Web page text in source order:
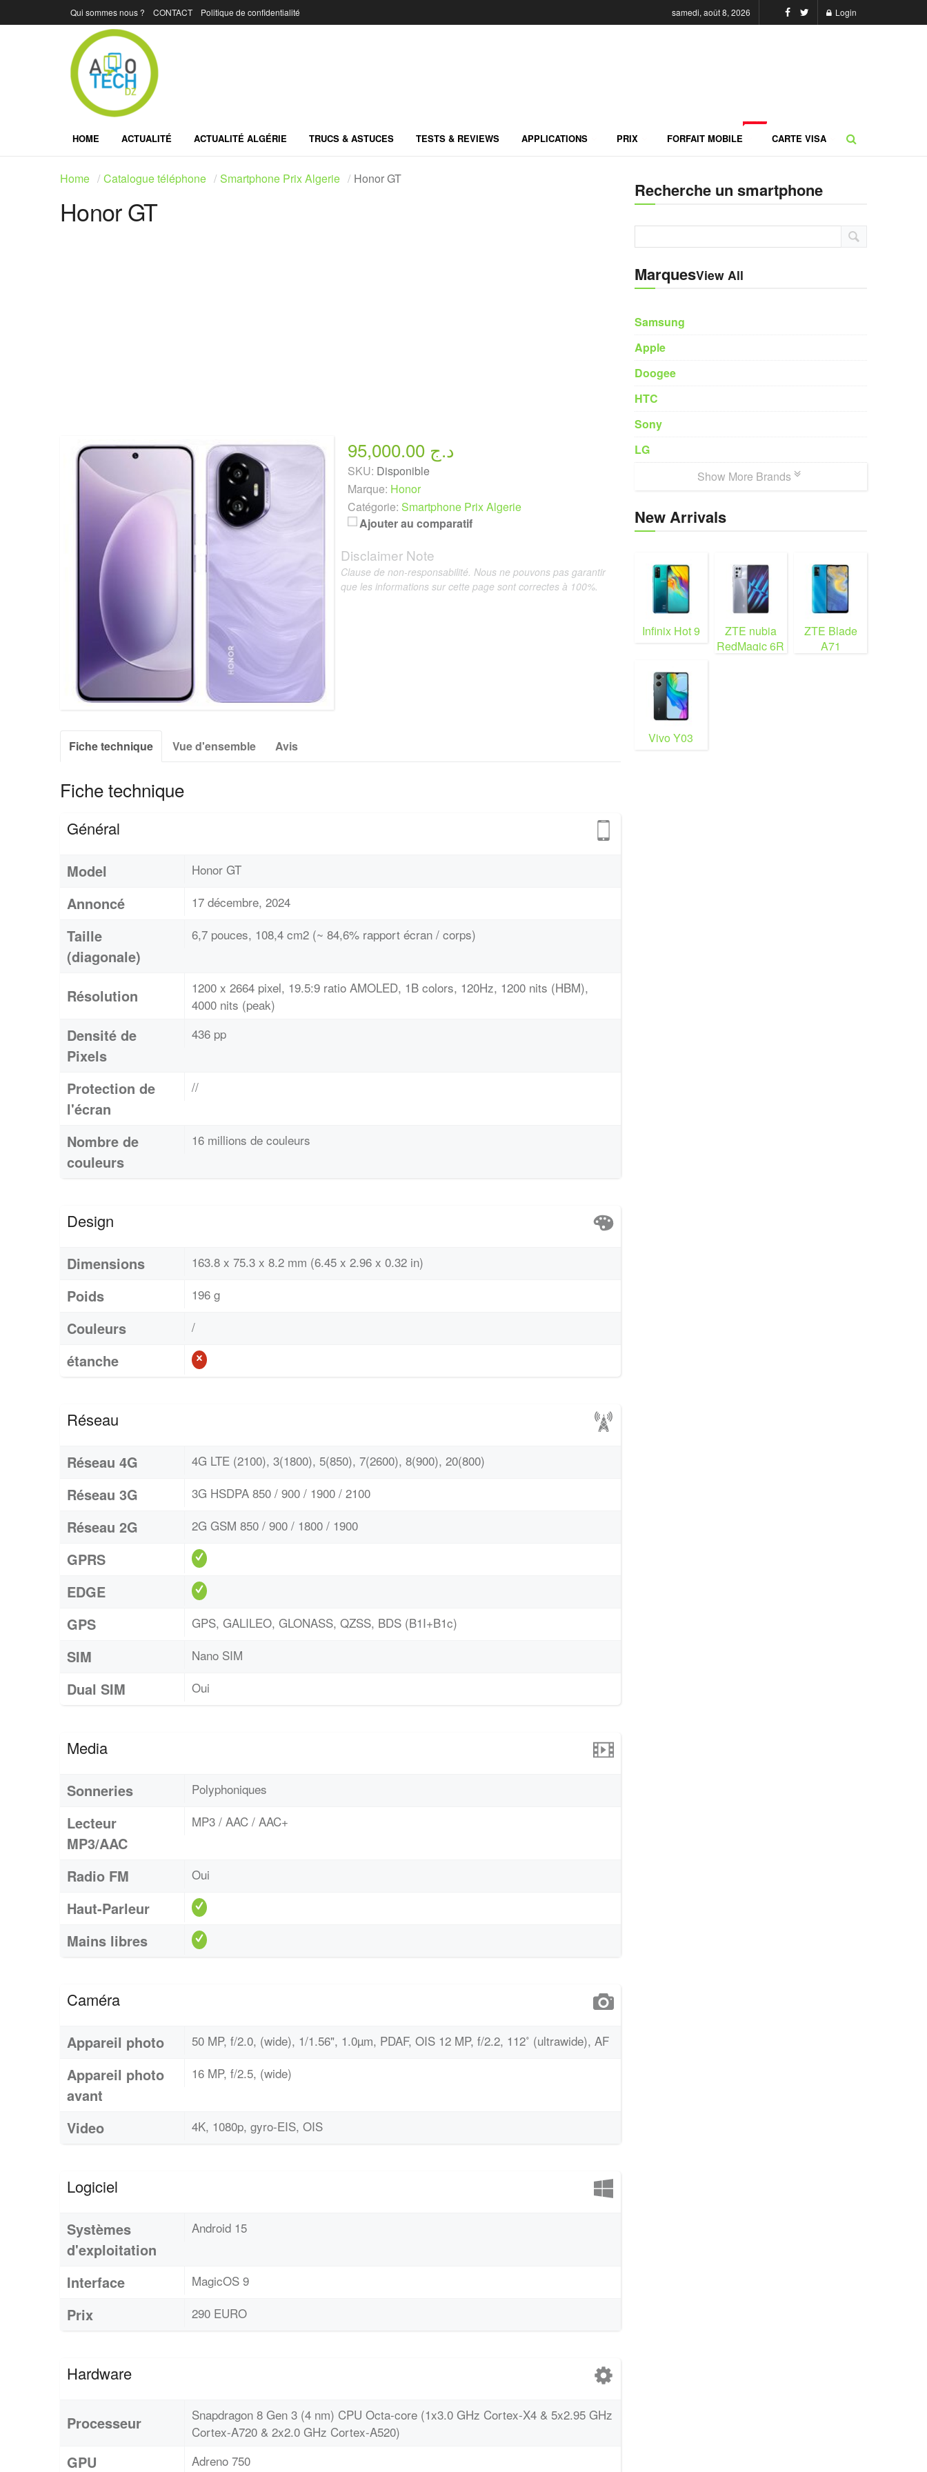
Qui sommes nous ? CONTACT Politique de confidentialité samedi, août 8, 2026 Login
HOME ACTUALITÉ ACTUALITÉ ALGÉRIE TRUCS & ASTUCES TESTS & REVIEWS APPLICATIONS PRIX FORFAIT MOBILE CARTE VISA
Home Catalogue téléphone Smartphone Prix Algerie Honor GT
Honor GT
95,000.00 د.ج
SKU: Disponible
Marque: Honor
Catégorie: Smartphone Prix Algerie
Ajouter au comparatif
Fiche technique Vue d'ensemble Avis
Fiche technique
Général
Model Honor GT
Annoncé 17 décembre, 2024
Taille
(diagonale)
6,7 pouces, 108,4 cm2 (~ 84,6% rapport écran / corps)
Résolution
1200 x 2664 pixel, 19.5:9 ratio AMOLED, 1B colors, 120Hz, 1200 nits (HBM),
4000 nits (peak)
Densité de
Pixels
436 pp
Protection de
l'écran
//
Nombre de
couleurs
16 millions de couleurs
Design
Dimensions 163.8 x 75.3 x 8.2 mm (6.45 x 2.96 x 0.32 in)
Poids 196 g
Couleurs /
étanche
Réseau
Réseau 4G 4G LTE (2100), 3(1800), 5(850), 7(2600), 8(900), 20(800)
Réseau 3G 3G HSDPA 850 / 900 / 1900 / 2100
Réseau 2G 2G GSM 850 / 900 / 1800 / 1900
GPRS
EDGE
GPS
GPS, GALILEO, GLONASS, QZSS, BDS (B1I+B1c)
SIM Nano SIM
Dual SIM Oui
Media
Sonneries Polyphoniques
Lecteur
MP3/AAC
MP3 / AAC / AAC+
Radio FM Oui
Haut-Parleur
Mains libres
Caméra
Appareil photo 50 MP, f/2.0, (wide), 1/1.56", 1.0µm, PDAF, OIS 12 MP, f/2.2, 112˚ (ultrawide), AF
Appareil photo
avant
16 MP, f/2.5, (wide)
Video 4K, 1080p, gyro-EIS, OIS
Logiciel
Systèmes
d'exploitation
Android 15
Interface MagicOS 9
Prix 290 EURO
Hardware
Processeur
Snapdragon 8 Gen 3 (4 nm) CPU Octa-core (1x3.0 GHz Cortex-X4 & 5x2.95 GHz
Cortex-A720 & 2x2.0 GHz Cortex-A520)
GPU Adreno 750
Disclaimer Note
Clause de non-responsabilité. Nous ne pouvons pas garantir
que les informations sur cette page sont correctes à 100%.
Recherche un smartphone
MarquesView All
Samsung
Apple
Doogee
HTC
Sony
LG
Show More Brands
New Arrivals
Infinix Hot 9
ZTE nubia
RedMagic 6R
ZTE Blade
A71
Vivo Y03